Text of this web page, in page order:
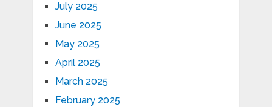
July 2025
June 2025
May 2025
April 2025
March 2025
February 2025